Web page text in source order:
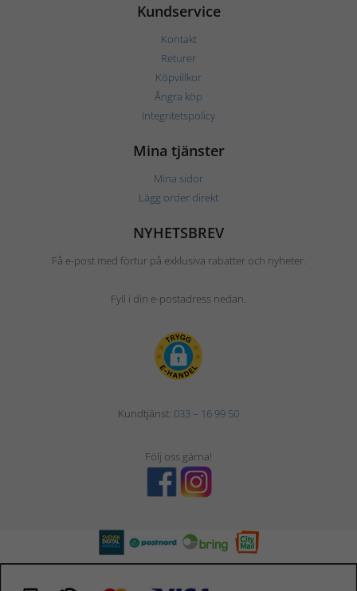
Kundservice
Kontakt
Returer
Köpvillkor
Ångra köp
Integritetspolicy
Mina tjänster
Mina sidor
Lägg order direkt
NYHETSBREV
Få e-post med förtur på exklusiva rabatter och nyheter.
Fyll i din e-postadress nedan.
Kundtjänst: 033 – 16 99 50
Följ oss gärna!